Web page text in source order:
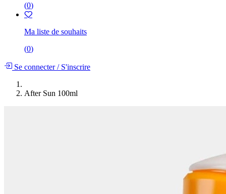
(0)
Ma liste de souhaits
(0)
Se connecter/S'inscrire
After Sun 100ml